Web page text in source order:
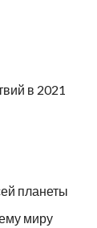
в 2021
планеты
миру